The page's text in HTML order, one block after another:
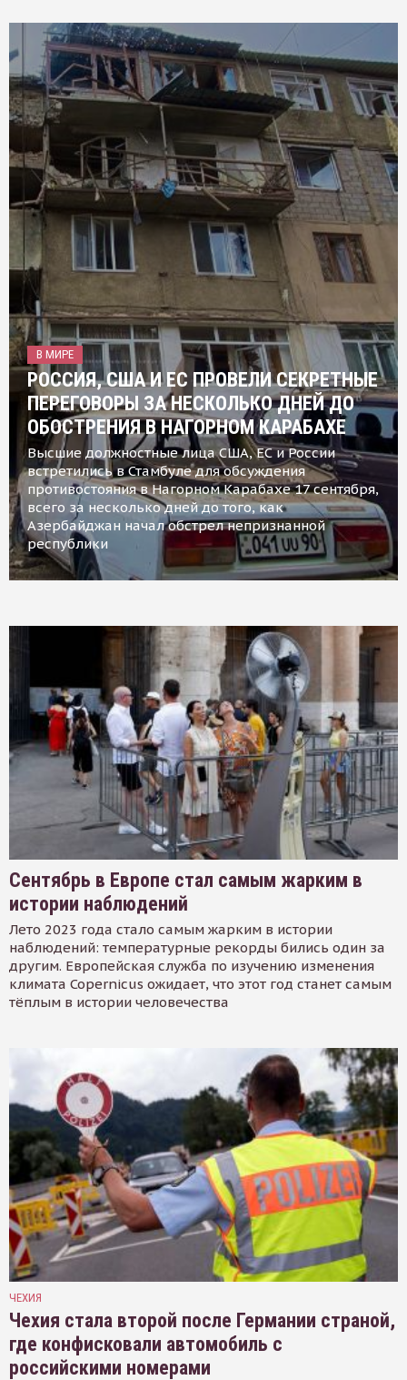
В МИРЕ
РОССИЯ, США И ЕС ПРОВЕЛИ СЕКРЕТНЫЕ
ПЕРЕГОВОРЫ ЗА НЕСКОЛЬКО ДНЕЙ ДО
ОБОСТРЕНИЯ В НАГОРНОМ КАРАБАХЕ
Высшие должностные лица США, ЕС и России
встретились в Стамбуле для обсуждения
противостояния в Нагорном Карабахе 17 сентября,
всего за несколько дней до того, как
Азербайджан начал обстрел непризнанной
республики
Сентябрь в Европе стал самым жарким в
истории наблюдений
Лето 2023 года стало самым жарким в истории
наблюдений: температурные рекорды бились один за
другим. Европейская служба по изучению изменения
климата Copernicus ожидает, что этот год станет самым
тёплым в истории человечества
ЧЕХИЯ
Чехия стала второй после Германии страной,
где конфисковали автомобиль с
российскими номерами